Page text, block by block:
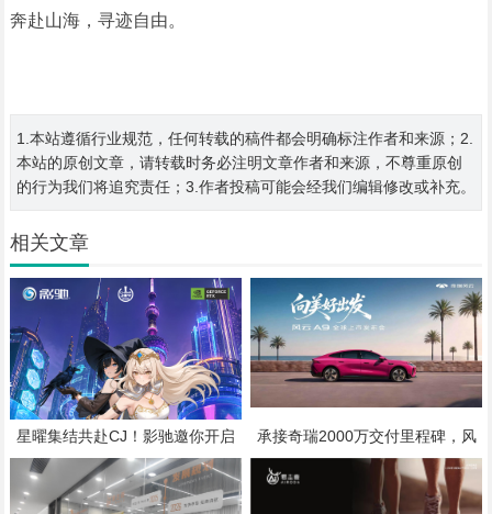
奔赴山海，寻迹自由。
1.本站遵循行业规范，任何转载的稿件都会明确标注作者和来源；2.
本站的原创文章，请转载时务必注明文章作者和来源，不尊重原创
的行为我们将追究责任；3.作者投稿可能会经我们编辑修改或补充。
相关文章
星曜集结共赴CJ！影驰邀你开启
次元与科技的双重冒险
承接奇瑞2000万交付里程碑，风
云A9将于7月25日全球上市